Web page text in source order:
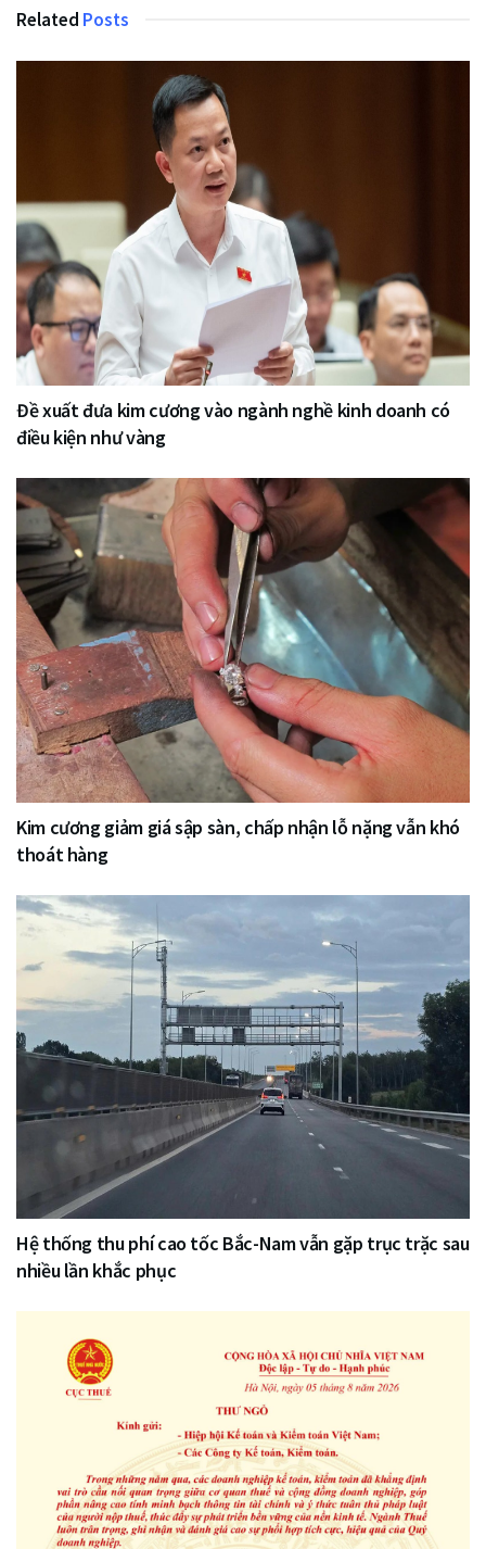
Related Posts
Đề xuất đưa kim cương vào ngành nghề kinh doanh có
điều kiện như vàng
Kim cương giảm giá sập sàn, chấp nhận lỗ nặng vẫn khó
thoát hàng
Hệ thống thu phí cao tốc Bắc-Nam vẫn gặp trục trặc sau
nhiều lần khắc phục